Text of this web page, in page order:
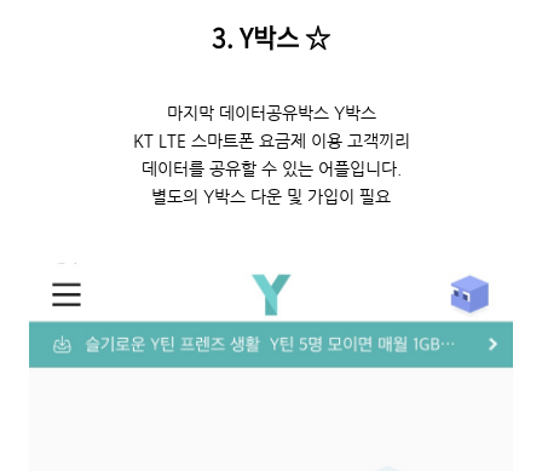
3. Y박스☆
마지막 데이터공유박스 Y박스
KT LTE 스마트폰 요금제 이용 고객끼리
데이터를 공유할 수 있는 어플입니다.
별도의 Y박스 다운 및 가입이 필요